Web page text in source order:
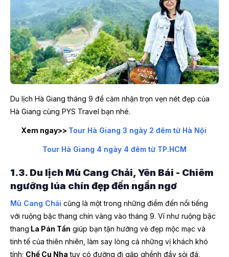
Du lịch Hà Giang tháng 9 để cảm nhận trọn vẹn nét đẹp của
Hà Giang cùng PYS Travel bạn nhé.
Xem ngay>> Tour Hà Giang 3 ngày 2 đêm từ Hà Nội
Tour Hà Giang 4 ngày 4 đêm từ TP.HCM
1.3. Du lịch Mù Cang Chải, Yên Bái - Chiêm
ngưỡng lúa chín đẹp đến ngẩn ngơ
Mù Cang Chải cũng là một trong những điểm đến nổi tiếng
với ruộng bậc thang chín vàng vào tháng 9. Ví như ruộng bậc
thang La Pán Tẩn giúp bạn tận hưởng vẻ đẹp mộc mạc và
tinh tế của thiên nhiên, làm say lòng cả những vị khách khó
tính; Chế Cu Nha tuy có đường đi gập ghềnh đầy sỏi đá,